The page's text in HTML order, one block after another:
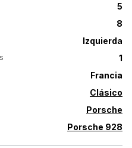
5
8
Izquierda
1
Francia
Clásico
Porsche
Porsche 928